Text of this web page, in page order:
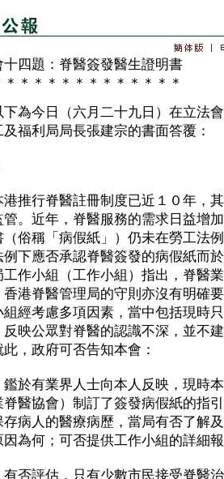
十四題：脊醫簽發醫生證明書
＊＊＊＊＊＊＊＊＊＊＊＊＊
今日（六月二十九日）在立法會
福利局局長張建宗的書面答覆：
行脊醫註冊制度已近１０年，其
管。近年，脊醫服務的需求日益增
（俗稱「病假紙」）仍未在勞工法
例下應否承認脊醫簽發的病假紙而
工作小組（工作小組）指出，脊醫
香港脊醫管理局的守則亦沒有明確
組經考慮多項因素，當中包括現時
反映公眾對脊醫的認識不深，並不
，政府可否告知本會：
鑑於有業界人士向本人反映，現時
脊醫協會）制訂了簽發病假紙的指
存病人的醫療病歷，當局有否了解
因為何；可否提供工作小組的詳細
有否評估，只有少數市民接受脊醫